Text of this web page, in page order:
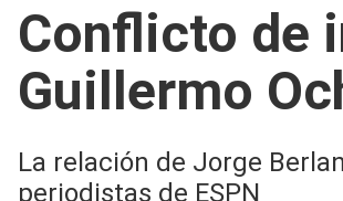
Conflicto de
Guillermo
La relación de Jorge
periodistas de ESPN